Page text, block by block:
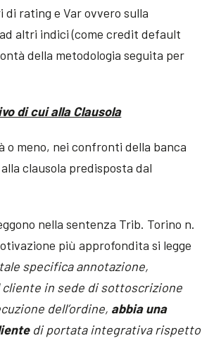
rating e Var ovvero sulla
altri indici (come credit default
della metodologia seguita per
di cui alla Clausola
o meno, nei confronti della banca
clausola predisposta dal
nella sentenza Trib. Torino n.
più approfondita si legge
specifica annotazione,
cliente in sede di sottoscrizione
dell’ordine, abbia una
di portata integrativa rispetto